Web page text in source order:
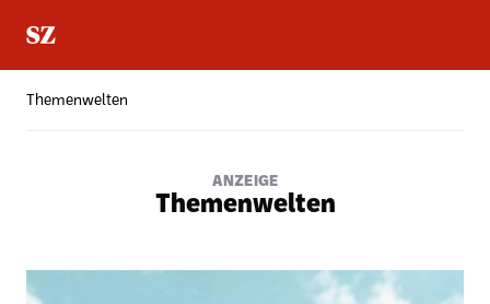
Themenwelten
ANZEIGE
Themenwelten